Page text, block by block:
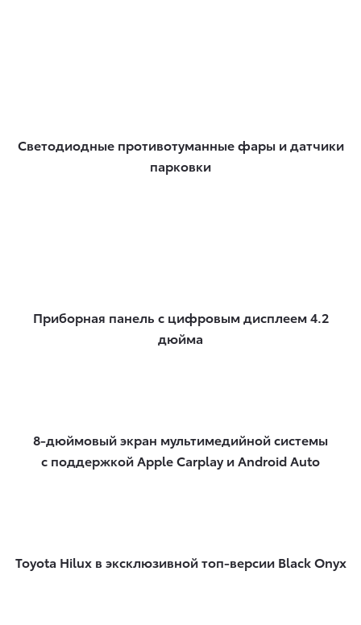
Светодиодные противотуманные фары и датчики
парковки
Приборная панель с цифровым дисплеем 4.2
дюйма
8-дюймовый экран мультимедийной системы
с поддержкой Apple Carplay и Android Auto
Toyota Hilux в эксклюзивной топ-версии Black Onyx